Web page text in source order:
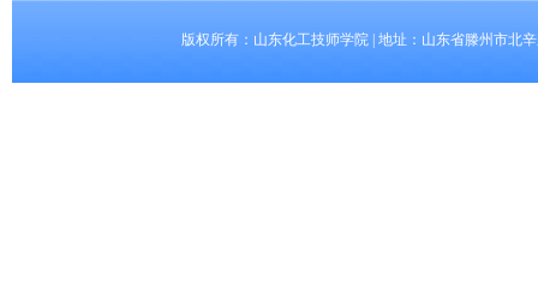
版权所有：山东化工技师学院 | 地址：山东省滕州市北